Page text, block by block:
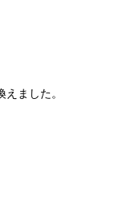
ました。